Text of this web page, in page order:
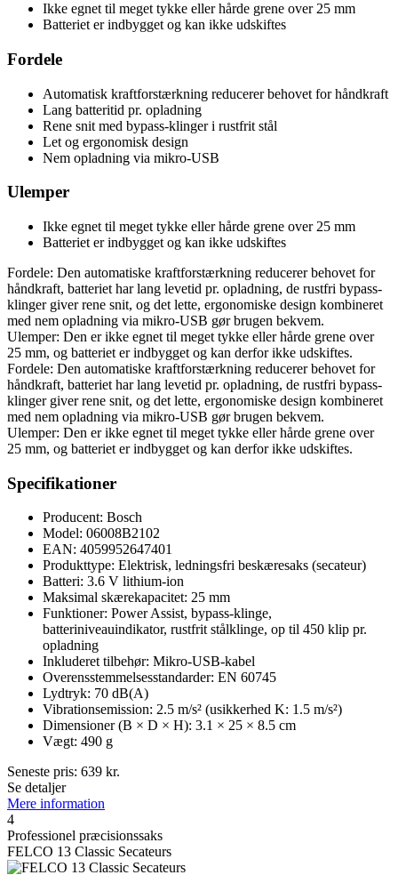
Ikke egnet til meget tykke eller hårde grene over 25 mm
Batteriet er indbygget og kan ikke udskiftes
Fordele
Automatisk kraftforstærkning reducerer behovet for håndkraft
Lang batteritid pr. opladning
Rene snit med bypass-klinger i rustfrit stål
Let og ergonomisk design
Nem opladning via mikro-USB
Ulemper
Ikke egnet til meget tykke eller hårde grene over 25 mm
Batteriet er indbygget og kan ikke udskiftes
Fordele: Den automatiske kraftforstærkning reducerer behovet for
håndkraft, batteriet har lang levetid pr. opladning, de rustfri bypass-
klinger giver rene snit, og det lette, ergonomiske design kombineret
med nem opladning via mikro-USB gør brugen bekvem.
Ulemper: Den er ikke egnet til meget tykke eller hårde grene over
25 mm, og batteriet er indbygget og kan derfor ikke udskiftes.
Fordele: Den automatiske kraftforstærkning reducerer behovet for
håndkraft, batteriet har lang levetid pr. opladning, de rustfri bypass-
klinger giver rene snit, og det lette, ergonomiske design kombineret
med nem opladning via mikro-USB gør brugen bekvem.
Ulemper: Den er ikke egnet til meget tykke eller hårde grene over
25 mm, og batteriet er indbygget og kan derfor ikke udskiftes.
Specifikationer
Producent: Bosch
Model: 06008B2102
EAN: 4059952647401
Produkttype: Elektrisk, ledningsfri beskæresaks (secateur)
Batteri: 3.6 V lithium-ion
Maksimal skærekapacitet: 25 mm
Funktioner: Power Assist, bypass-klinge,
batteriniveauindikator, rustfrit stålklinge, op til 450 klip pr.
opladning
Inkluderet tilbehør: Mikro-USB-kabel
Overensstemmelsesstandarder: EN 60745
Lydtryk: 70 dB(A)
Vibrationsemission: 2.5 m/s² (usikkerhed K: 1.5 m/s²)
Dimensioner (B × D × H): 3.1 × 25 × 8.5 cm
Vægt: 490 g
Seneste pris: 639 kr.
Se detaljer
Mere information
4
Professionel præcisionssaks
FELCO 13 Classic Secateurs